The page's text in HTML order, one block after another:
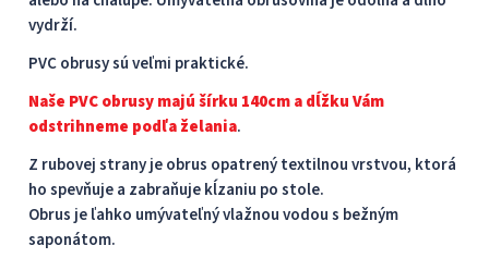
vydrží.
PVC obrusy sú veľmi praktické.
Naše PVC obrusy majú šírku 140cm a dĺžku Vám
odstrihneme podľa želania.
Z rubovej strany je obrus opatrený textilnou vrstvou, ktorá
ho spevňuje a zabraňuje kĺzaniu po stole.
Obrus je ľahko umývateľný vlažnou vodou s bežným
saponátom.